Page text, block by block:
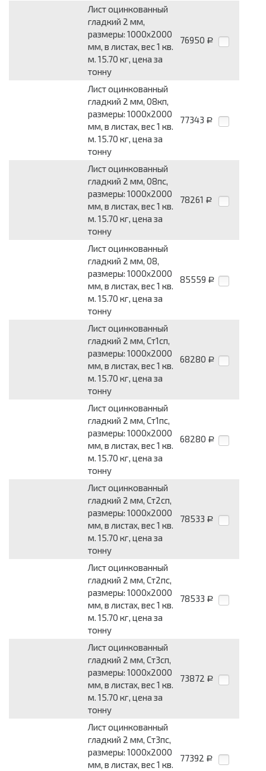
Лист оцинкованный
гладкий 2 мм,
размеры: 1000x2000
мм, в листах, вес 1 кв.
м. 15.70 кг, цена за
тонну
76950 Р
Лист оцинкованный
гладкий 2 мм, 08кп,
размеры: 1000x2000
мм, в листах, вес 1 кв.
м. 15.70 кг, цена за
тонну
77343 Р
Лист оцинкованный
гладкий 2 мм, 08пс,
размеры: 1000x2000
мм, в листах, вес 1 кв.
м. 15.70 кг, цена за
тонну
78261 Р
Лист оцинкованный
гладкий 2 мм, 08,
размеры: 1000x2000
мм, в листах, вес 1 кв.
м. 15.70 кг, цена за
тонну
85559 Р
Лист оцинкованный
гладкий 2 мм, Ст1сп,
размеры: 1000x2000
мм, в листах, вес 1 кв.
м. 15.70 кг, цена за
тонну
68280 Р
Лист оцинкованный
гладкий 2 мм, Ст1пс,
размеры: 1000x2000
мм, в листах, вес 1 кв.
м. 15.70 кг, цена за
тонну
68280 Р
Лист оцинкованный
гладкий 2 мм, Ст2сп,
размеры: 1000x2000
мм, в листах, вес 1 кв.
м. 15.70 кг, цена за
тонну
78533 Р
Лист оцинкованный
гладкий 2 мм, Ст2пс,
размеры: 1000x2000
мм, в листах, вес 1 кв.
м. 15.70 кг, цена за
тонну
78533 Р
Лист оцинкованный
гладкий 2 мм, Ст3сп,
размеры: 1000x2000
мм, в листах, вес 1 кв.
м. 15.70 кг, цена за
тонну
73872 Р
Лист оцинкованный
гладкий 2 мм, Ст3пс,
размеры: 1000x2000
мм, в листах, вес 1 кв.
77392 Р